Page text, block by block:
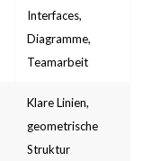
Interfaces,
Diagramme,
Teamarbeit
Klare Linien,
geometrische
Struktur